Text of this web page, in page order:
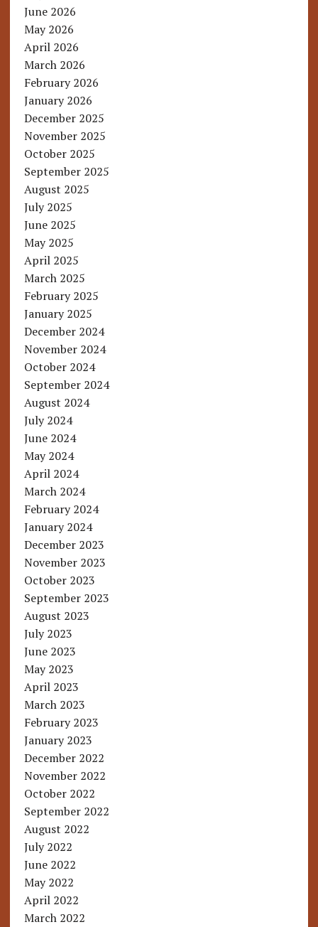
June 2026
May 2026
April 2026
March 2026
February 2026
January 2026
December 2025
November 2025
October 2025
September 2025
August 2025
July 2025
June 2025
May 2025
April 2025
March 2025
February 2025
January 2025
December 2024
November 2024
October 2024
September 2024
August 2024
July 2024
June 2024
May 2024
April 2024
March 2024
February 2024
January 2024
December 2023
November 2023
October 2023
September 2023
August 2023
July 2023
June 2023
May 2023
April 2023
March 2023
February 2023
January 2023
December 2022
November 2022
October 2022
September 2022
August 2022
July 2022
June 2022
May 2022
April 2022
March 2022